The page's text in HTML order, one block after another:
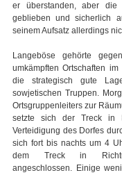
er überstanden, aber
geblieben und sicherlich
seinem Aufsatz allerdings
Langeböse gehörte
umkämpften Ortschaften
die strategisch gute
sowjetischen Truppen.
Ortsgruppenleiters zur
setzte sich der Treck in
Verteidigung des Dorfes
sich fort bis nachts um 4
dem Treck in Richtung
angeschlossen. Einige